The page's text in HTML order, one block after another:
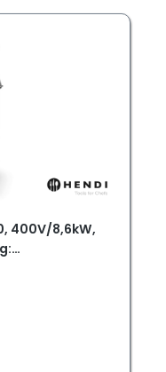
400V/8,6kW,